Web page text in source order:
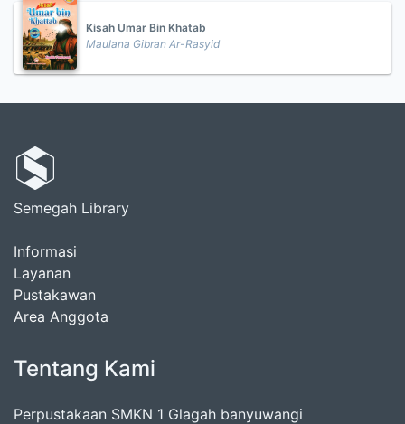
Kisah Umar Bin Khatab
Maulana Gibran Ar-Rasyid
Semegah Library
Informasi
Layanan
Pustakawan
Area Anggota
Tentang Kami
Perpustakaan SMKN 1 Glagah banyuwangi